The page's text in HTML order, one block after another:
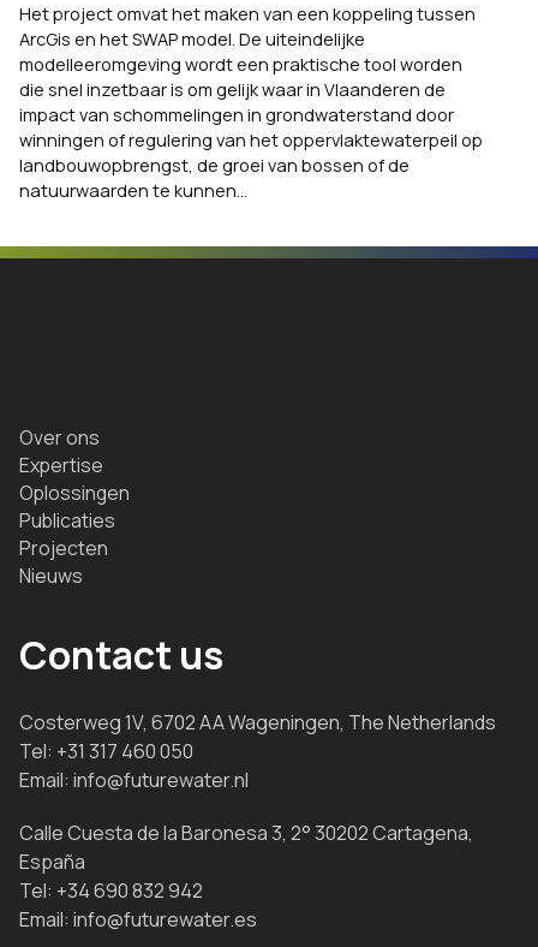
Het project omvat het maken van een koppeling tussen
ArcGis en het SWAP model. De uiteindelijke
modelleeromgeving wordt een praktische tool worden
die snel inzetbaar is om gelijk waar in Vlaanderen de
impact van schommelingen in grondwaterstand door
winningen of regulering van het oppervlaktewaterpeil op
landbouwopbrengst, de groei van bossen of de
natuurwaarden te kunnen...
Over ons
Expertise
Oplossingen
Publicaties
Projecten
Nieuws
Contact us
Costerweg 1V, 6702 AA Wageningen, The Netherlands
Tel: +31 317 460 050
Email: info@futurewater.nl
Calle Cuesta de la Baronesa 3, 2° 30202 Cartagena,
España
Tel: +34 690 832 942
Email: info@futurewater.es